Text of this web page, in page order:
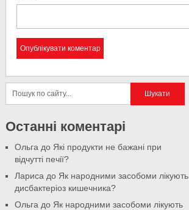
Останні коментарі
Ольга до Які продукти не бажані при
відчутті печії?
Лариса до Як народними засобоми лікують
дисбактеріоз кишечника?
Ольга до Як народними засобоми лікують